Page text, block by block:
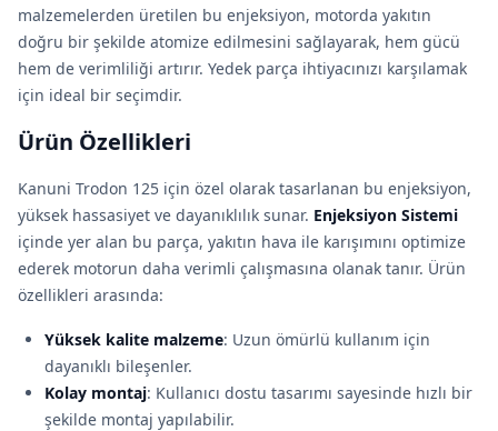
malzemelerden üretilen bu enjeksiyon, motorda yakıtın
doğru bir şekilde atomize edilmesini sağlayarak, hem gücü
hem de verimliliği artırır. Yedek parça ihtiyacınızı karşılamak
için ideal bir seçimdir.
Ürün Özellikleri
Kanuni Trodon 125 için özel olarak tasarlanan bu enjeksiyon,
yüksek hassasiyet ve dayanıklılık sunar. Enjeksiyon Sistemi
içinde yer alan bu parça, yakıtın hava ile karışımını optimize
ederek motorun daha verimli çalışmasına olanak tanır. Ürün
özellikleri arasında:
Yüksek kalite malzeme: Uzun ömürlü kullanım için
dayanıklı bileşenler.
Kolay montaj: Kullanıcı dostu tasarımı sayesinde hızlı bir
şekilde montaj yapılabilir.